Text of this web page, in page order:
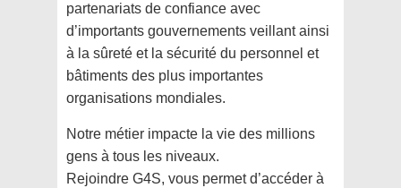
partenariats de confiance avec
d’importants gouvernements veillant ainsi
à la sûreté et la sécurité du personnel et
bâtiments des plus importantes
organisations mondiales.
Notre métier impacte la vie des millions
gens à tous les niveaux.
Rejoindre G4S, vous permet d’accéder à